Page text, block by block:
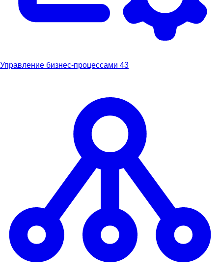
Управление бизнес-процессами 43